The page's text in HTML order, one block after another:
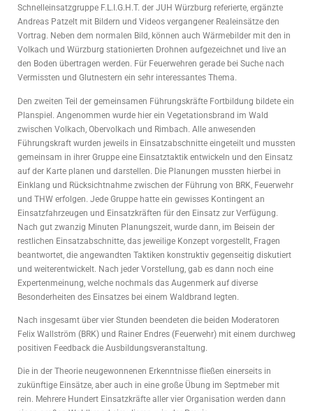
Schnelleinsatzgruppe F.L.I.G.H.T. der JUH Würzburg referierte, ergänzte
Andreas Patzelt mit Bildern und Videos vergangener Realeinsätze den
Vortrag. Neben dem normalen Bild, können auch Wärmebilder mit den in
Volkach und Würzburg stationierten Drohnen aufgezeichnet und live an
den Boden übertragen werden. Für Feuerwehren gerade bei Suche nach
Vermissten und Glutnestern ein sehr interessantes Thema.
Den zweiten Teil der gemeinsamen Führungskräfte Fortbildung bildete ein
Planspiel. Angenommen wurde hier ein Vegetationsbrand im Wald
zwischen Volkach, Obervolkach und Rimbach. Alle anwesenden
Führungskraft wurden jeweils in Einsatzabschnitte eingeteilt und mussten
gemeinsam in ihrer Gruppe eine Einsatztaktik entwickeln und den Einsatz
auf der Karte planen und darstellen. Die Planungen mussten hierbei in
Einklang und Rücksichtnahme zwischen der Führung von BRK, Feuerwehr
und THW erfolgen. Jede Gruppe hatte ein gewisses Kontingent an
Einsatzfahrzeugen und Einsatzkräften für den Einsatz zur Verfügung.
Nach gut zwanzig Minuten Planungszeit, wurde dann, im Beisein der
restlichen Einsatzabschnitte, das jeweilige Konzept vorgestellt, Fragen
beantwortet, die angewandten Taktiken konstruktiv gegenseitig diskutiert
und weiterentwickelt. Nach jeder Vorstellung, gab es dann noch eine
Expertenmeinung, welche nochmals das Augenmerk auf diverse
Besonderheiten des Einsatzes bei einem Waldbrand legten.
Nach insgesamt über vier Stunden beendeten die beiden Moderatoren
Felix Wallström (BRK) und Rainer Endres (Feuerwehr) mit einem durchweg
positiven Feedback die Ausbildungsveranstaltung.
Die in der Theorie neugewonnenen Erkenntnisse fließen einerseits in
zukünftige Einsätze, aber auch in eine große Übung im Septmeber mit
rein. Mehrere Hundert Einsatzkräfte aller vier Organisation werden dann